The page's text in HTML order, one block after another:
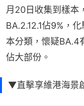
月20日收集到樣本
BA.2.12.1佔9%，
本分類，懷疑BA.4
佔大部份。
▼直擊享維港海景